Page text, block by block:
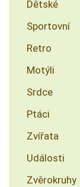
Dětské
Sportovní
Retro
Motýli
Srdce
Ptáci
Zvířata
Události
Zvěrokruhy